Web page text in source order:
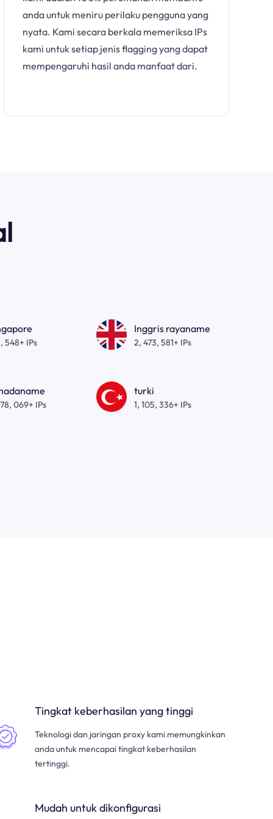
anda untuk meniru perilaku pengguna yang
nyata. Kami secara berkala memeriksa IPs
kami untuk setiap jenis flagging yang dapat
mempengaruhi hasil anda manfaat dari.
548+ IPs
Inggris rayaname
2, 473, 581+ IPs
069+ IPs
turki
1, 105, 336+ IPs
Tingkat keberhasilan yang tinggi
Teknologi dan jaringan proxy kami memungkinkan
anda untuk mencapai tingkat keberhasilan
tertinggi.
Mudah untuk dikonfigurasi